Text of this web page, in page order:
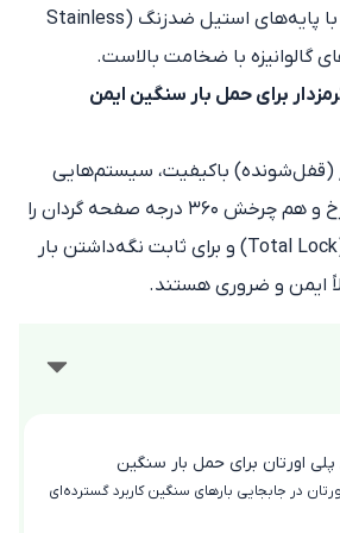
پلی اورتان یا پلی آمید با پایه‌های استیل ضدزنگ (Stainless
برای حمل بار سنگین ایمن
(قفل‌شونده) باکیفیت، سیستم‌هایی
دارند که هم چرخش چرخ و هم چرخش ۳۶۰ درجه صفحه گردان را
همزمان قفل می‌کنند (Total Lock) و برای ثابت نگه‌داشتن بار
ایمن و ضروری هستند.
اورتان برای حمل بار سنگین
در جابجایی بارهای سنگین کاربرد گسترده‌ای